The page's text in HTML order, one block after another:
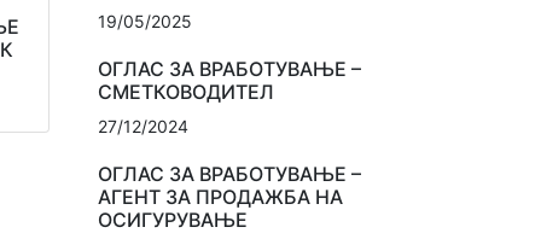
19/05/2025
ОГЛАС ЗА ВРАБОТУВАЊЕ –
СМЕТКОВОДИТЕЛ
27/12/2024
ОГЛАС ЗА ВРАБОТУВАЊЕ –
АГЕНТ ЗА ПРОДАЖБА НА
ОСИГУРУВАЊЕ